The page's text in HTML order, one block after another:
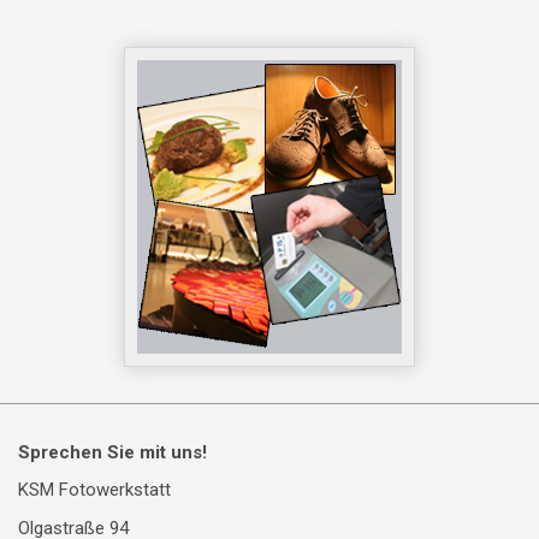
Sprechen Sie mit uns!
KSM Fotowerkstatt
Olgastraße 94